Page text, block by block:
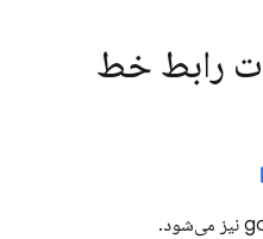
رابط خط